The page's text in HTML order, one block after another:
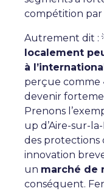
compétition par
Autrement dit :
localement
à l’international
perçue comme
devenir
Prenons
up d’Aire-sur-la-
des protections
innovation
un marché de
conséquent.